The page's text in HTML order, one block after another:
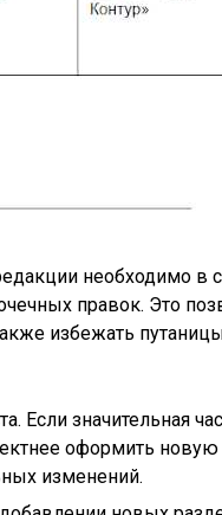
необходимо в
правок. Это
избежать
Если значительная
оформить
изменений.